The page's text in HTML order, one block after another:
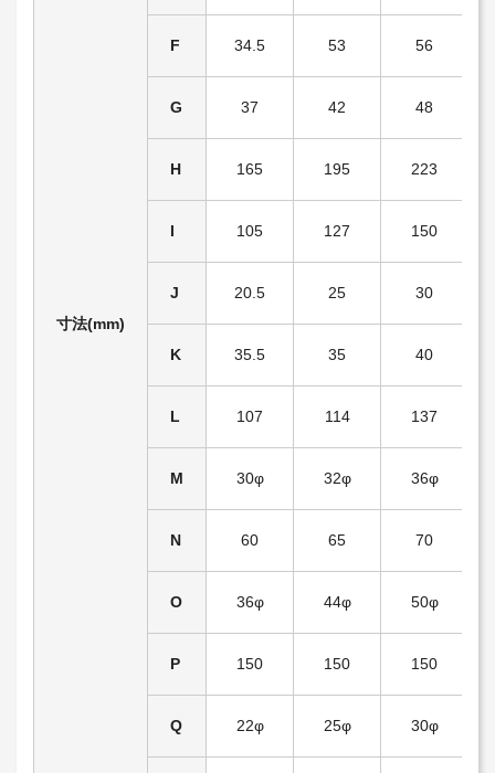
寸法(mm)
F 34.5 53 56
G 37 42 48
H 165 195 223
I 105 127 150
J 20.5 25 30
K 35.5 35 40
L 107 114 137
M 30φ 32φ 36φ
N 60 65 70
O 36φ 44φ 50φ
P 150 150 150
Q 22φ 25φ 30φ